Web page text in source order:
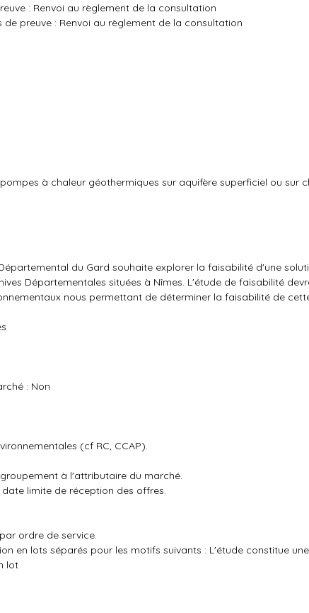
: Renvoi au règlement de la consultation
preuve : Renvoi au règlement de la consultation
à chaleur géothermiques sur aquifère superficiel ou sur
du Gard souhaite explorer la faisabilité d'une
Départementales situées à Nîmes. L'étude de faisabilité
nous permettant de déterminer la faisabilité de
: Non
(cf RC, CCAP).
à l'attributaire du marché.
limite de réception des offres.
ordre de service.
en lots séparés pour les motifs suivants : L'étude constitue
lot